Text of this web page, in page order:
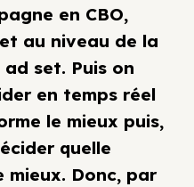
en CBO,
au niveau de la
set. Puis on
en temps réel
le mieux puis,
quelle
mieux. Donc, par